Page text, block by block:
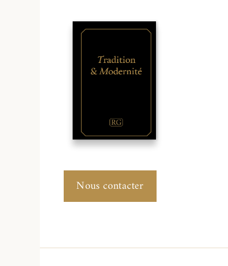
Nous contacter